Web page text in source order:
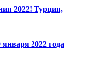
2022! Турция,
2022 года